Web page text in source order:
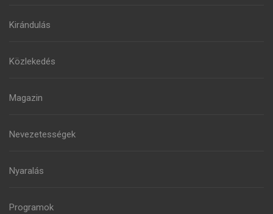
Kirándulás
Közlekedés
Magazin
Nevezetességek
Nyaralás
Programok